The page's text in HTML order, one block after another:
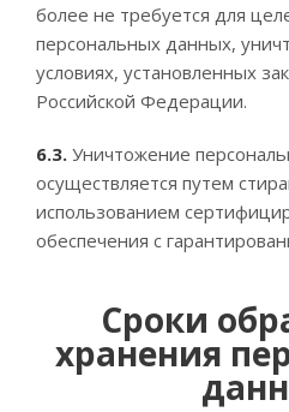
более не требуется для
персональных данных,
условиях, установленных
Российской Федерации.
6.3. Уничтожение
осуществляется путем
использованием
обеспечения с
Сроки
хранения